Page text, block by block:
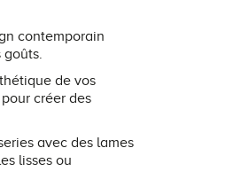
contemporain
goûts.
de vos
créer des
avec des lames
lisses ou